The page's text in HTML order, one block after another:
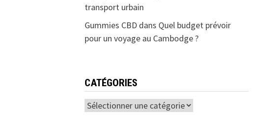
transport urbain
Gummies CBDdans Quel budget prévoir
pour un voyage au Cambodge ?
CATÉGORIES
Catégories